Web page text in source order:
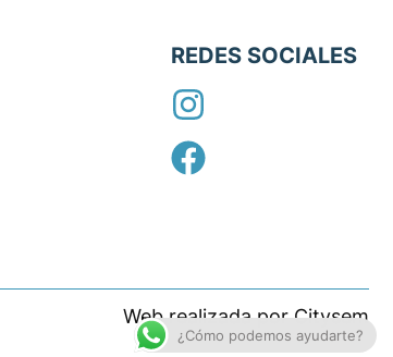
REDES SOCIALES
Web realizada por Citysem
¿Cómo podemos ayudarte?